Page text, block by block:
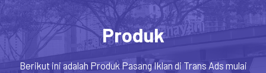
Produk
Berikut ini adalah Produk Pasang Iklan di Trans Ads mulai